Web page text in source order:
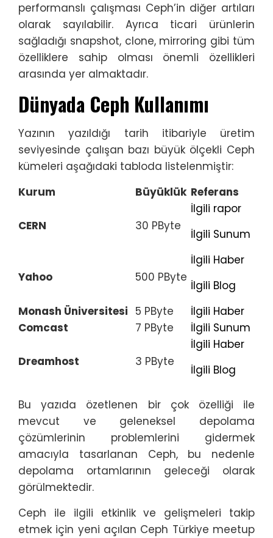
performanslı çalışması Ceph’in diğer artıları
olarak sayılabilir. Ayrıca ticari ürünlerin
sağladığı snapshot, clone, mirroring gibi tüm
özelliklere sahip olması önemli özellikleri
arasında yer almaktadır.
Dünyada Ceph Kullanımı
Yazının yazıldığı tarih itibariyle üretim
seviyesinde çalışan bazı büyük ölçekli Ceph
kümeleri aşağıdaki tabloda listelenmiştir:
Kurum
Büyüklük Referans
CERN 30 PByte
İlgili rapor
İlgili Sunum
Yahoo 500 PByte
İlgili Haber
İlgili Blog
Monash Üniversitesi 5 PByte
İlgili Haber
Comcast
7 PByte İlgili Sunum
Dreamhost 3 PByte
İlgili Haber
İlgili Blog
Bu yazıda özetlenen bir çok özelliği ile
mevcut ve geleneksel depolama
çözümlerinin problemlerini gidermek
amacıyla tasarlanan Ceph, bu nedenle
depolama ortamlarının geleceği olarak
görülmektedir.
Ceph ile ilgili etkinlik ve gelişmeleri takip
etmek için yeni açılan Ceph Türkiye meetup